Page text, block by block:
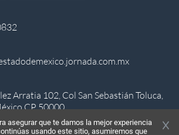
Arratia 102, Col San Sebastián Toluca,
CP 50000
asegurar que te damos la mejor experiencia
usando este sitio, asumiremos que